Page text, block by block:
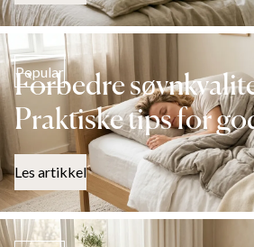
Popular
Forbedre
Praktiske tips for
Les artikkel